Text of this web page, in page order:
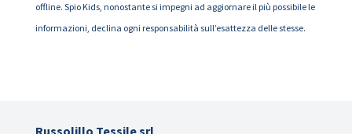
offline. Spio Kids, nonostante si impegni ad aggiornare il più possibile le
informazioni, declina ogni responsabilità sull’esattezza delle stesse.